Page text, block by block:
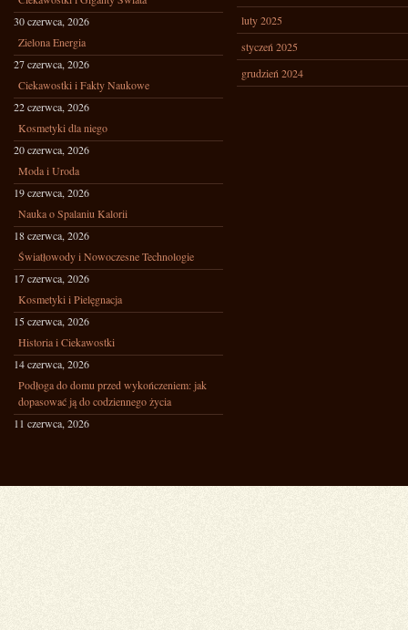
30 czerwca, 2026
Zielona Energia
27 czerwca, 2026
Ciekawostki i Fakty Naukowe
22 czerwca, 2026
Kosmetyki dla niego
20 czerwca, 2026
Moda i Uroda
19 czerwca, 2026
Nauka o Spalaniu Kalorii
18 czerwca, 2026
Światłowody i Nowoczesne Technologie
17 czerwca, 2026
Kosmetyki i Pielęgnacja
15 czerwca, 2026
Historia i Ciekawostki
14 czerwca, 2026
Podłoga do domu przed wykończeniem: jak
dopasować ją do codziennego życia
11 czerwca, 2026
luty 2025
styczeń 2025
grudzień 2024